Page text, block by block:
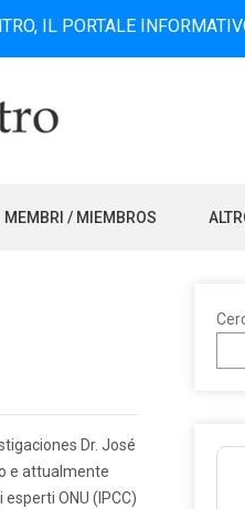
INFORMATIVO
MEMBRI / MIEMBROS
Dr. José
e attualmente
ONU (IPCC)